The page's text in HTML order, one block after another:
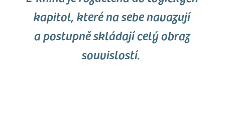
kapitol, které na sebe navazují
a postupně skládají celý obraz
souvislostí.